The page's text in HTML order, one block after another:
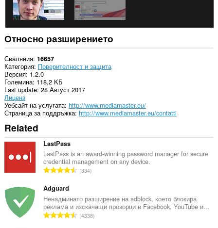
Относно разширението
Сваляния 16657
Категория Поверителност и защита
Версия 1.2.0
Големина 118,2 KБ
Last update 28 Август 2017
Лиценз
Уебсайт на услугата http://www.mediamaster.eu/
Страница за поддръжка http://www.mediamaster.eu/contatti
Related
LastPass
LastPass is an award-winning password manager for secure
credential management on any device.
О
б
р
о
334
Adguard
Ненадминато разширение на adblock, което блокира
реклама и изскачащи прозорци в Facebook, YouTube и...
О4338